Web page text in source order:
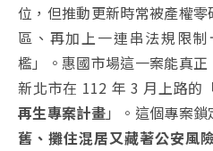
位，但推動更新時常被產權
區、再加上一連串法規限
檻」。惠國市場這一案能真
新北市在 112 年 3 月上路的
再生專案計畫」。這個專案鎖
舊、攤住混居又藏著公安風